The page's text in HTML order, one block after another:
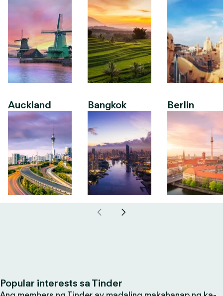
Auckland Bangkok Berlin
Popular interests sa Tinder